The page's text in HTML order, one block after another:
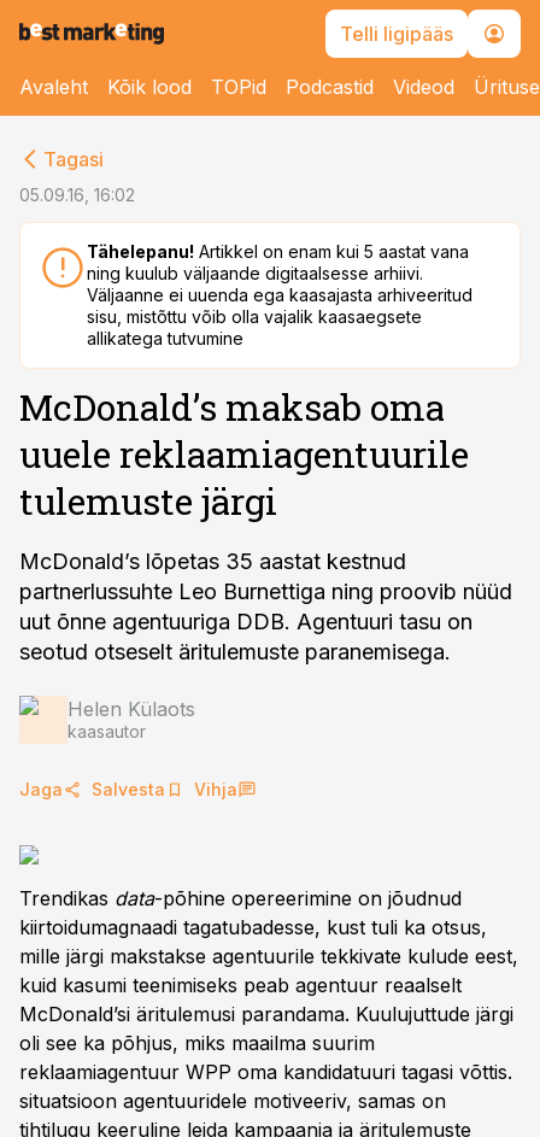
Telli ligipääs
Avaleht Kõik lood TOPid Podcastid Videod
Tagasi
05.09.16, 16:02
Tähelepanu! Artikkel on enam kui 5 aastat vana
ning kuulub väljaande digitaalsesse arhiivi.
Väljaanne ei uuenda ega kaasajasta arhiveeritud
sisu, mistõttu võib olla vajalik kaasaegsete
allikatega tutvumine
McDonald’s maksab oma
uuele reklaamiagentuurile
tulemuste järgi
McDonald’s lõpetas 35 aastat kestnud
partnerlussuhte Leo Burnettiga ning proovib nüüd
uut õnne agentuuriga DDB. Agentuuri tasu on
seotud otseselt äritulemuste paranemisega.
Helen Külaots
kaasautor
Jaga Salvesta Vihja
Trendikas data-põhine opereerimine on jõudnud
kiirtoidumagnaadi tagatubadesse, kust tuli ka otsus,
mille järgi makstakse agentuurile tekkivate kulude eest,
kuid kasumi teenimiseks peab agentuur reaalselt
McDonald’si äritulemusi parandama. Kuulujuttude järgi
oli see ka põhjus, miks maailma suurim
reklaamiagentuur WPP oma kandidatuuri tagasi võttis.
situatsioon agentuuridele motiveeriv, samas on
tihtilugu keeruline leida kampaania ja äritulemuste